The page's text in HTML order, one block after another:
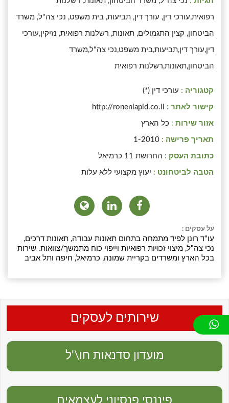
רפואית,עורכי דין, עורך דין, תביעות, בית משפט, נכי צה"ל, משרד
הביטחון, קצין התגמולים, תאונות, רשלנות רפואית, נזיקין,עורכי
דין,עורך דין,תביעות,בית משפט,נכי צה"ל,משרד
הביטחון,תאונות,רשלנות רפואית
קטגוריה : עורכי דין (*)
קישור לאתר : http://ronenlapid.co.il
אזור שירות : כל הארץ
תאריך פרישה : 1-2010
כתובת העסק : החרושת 11 כרמיאל
הטבה לביטחונט : יעוץ מקצועי ללא עלות
על עסקים :
עו"ד רונן לפיד מתמחה בתחום תאונות עבודה, תאונות דרכים,
נכי צה"ל, מיצוי זכויות רפואיות וייפוי כוח מתמשך/צוואות. שירות
בכל הארץ ומשרדים בקריית שמונה, כרמיאל, חיפה ותל אביב
שירותים לעסקים
מועדון סדנאות חו\'ל
פיננסי פנסיוני לעצמאים